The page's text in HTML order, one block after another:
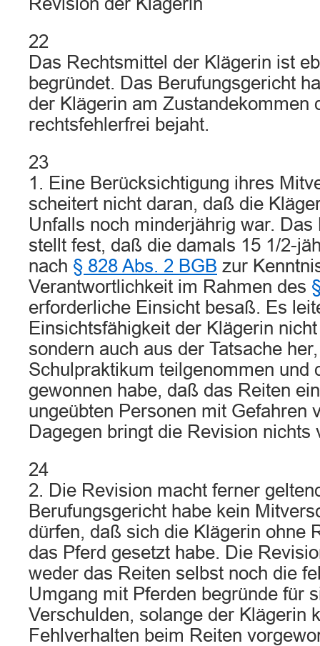
22
Das Rechtsmittel der Klägerin ist
begründet. Das Berufungsgericht
der Klägerin am Zustandekommen
rechtsfehlerfrei bejaht.
23
1. Eine Berücksichtigung ihres
scheitert nicht daran, daß die
Unfalls noch minderjährig war. Das
stellt fest, daß die damals 15 1/2-
nach § 828 Abs. 2 BGB zur
Verantwortlichkeit im Rahmen des
erforderliche Einsicht besaß. Es
Einsichtsfähigkeit der Klägerin
sondern auch aus der Tatsache
Schulpraktikum teilgenommen und
gewonnen habe, daß das Reiten
ungeübten Personen mit Gefahren
Dagegen bringt die Revision nichts
24
2. Die Revision macht ferner
Berufungsgericht habe kein
dürfen, daß sich die Klägerin ohne
das Pferd gesetzt habe. Die
weder das Reiten selbst noch die
Umgang mit Pferden begründe für
Verschulden, solange der Klägerin
Fehlverhalten beim Reiten